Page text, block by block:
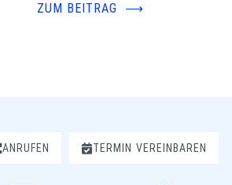
ZUM BEITRAG ⟶
ANRUFEN TERMIN VEREINBAREN